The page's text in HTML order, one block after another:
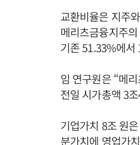
교환비율은 지주
메리츠금융지주
기존 51.33%에서
임 연구원은 “메
전일 시가총액 3
기업가치 8조 원
분가치에 영업가